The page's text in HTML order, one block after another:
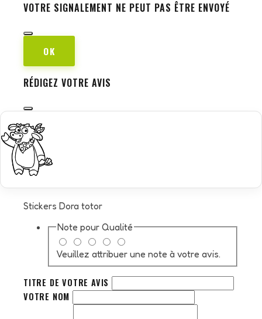
VOTRE SIGNALEMENT NE PEUT PAS ÊTRE ENVOYÉ
OK
RÉDIGEZ VOTRE AVIS
Stickers Dora totor
Note pour Qualité
Veuillez attribuer une note à votre avis.
TITRE DE VOTRE AVIS
VOTRE NOM